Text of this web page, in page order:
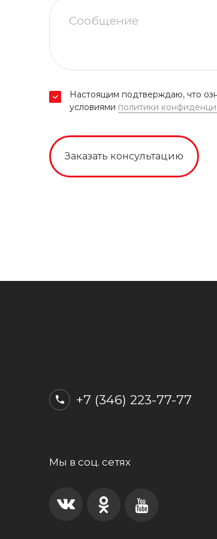
Настоящим подтверждаю, что
условиями политики
Заказать консультацию
+7 (346) 223-77-77